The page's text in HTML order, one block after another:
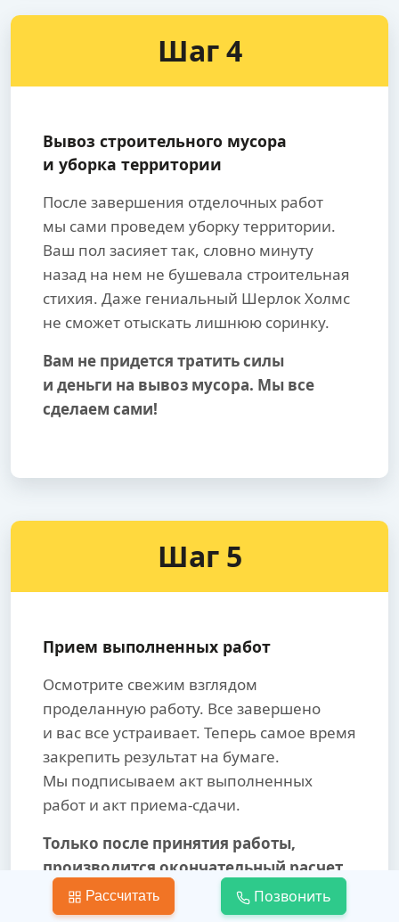
Шаг 4
Вывоз строительного мусора
и уборка территории
После завершения отделочных работ
мы сами проведем уборку территории.
Ваш пол засияет так, словно минуту
назад на нем не бушевала строительная
стихия. Даже гениальный Шерлок Холмс
не сможет отыскать лишнюю соринку.
Вам не придется тратить силы
и деньги на вывоз мусора. Мы все
сделаем сами!
Шаг 5
Прием выполненных работ
Осмотрите свежим взглядом
проделанную работу. Все завершено
и вас все устраивает. Теперь самое время
закрепить результат на бумаге.
Мы подписываем акт выполненных
работ и акт приема-сдачи.
Только после принятия работы,
производится окончательный расчет.
Мы даем гарантию на бесплатное
Рассчитать Позвонить